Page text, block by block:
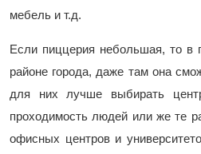
мебель и т.д.
Если пиццерия небольшая, то в
районе города, даже там она
для них лучше выбирать
проходимость людей или же те
офисных центров и